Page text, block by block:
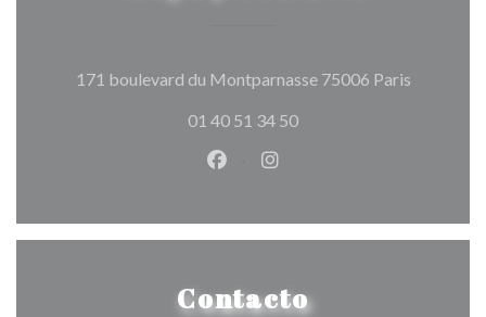
171 boulevard du Montparnasse 75006 Paris((abre en
01 40 51 34 50
Facebook ((abre en una nueva
Instagram ((abre en una
Contacto